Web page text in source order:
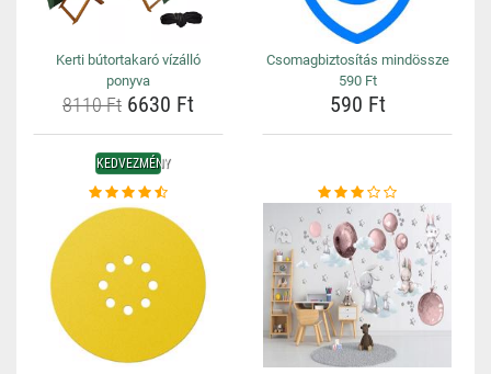
Kerti bútortakaró vízálló
ponyva
8110 Ft 6630 Ft
Csomagbiztosítás mindössze
590 Ft
590 Ft
KEDVEZMÉNY